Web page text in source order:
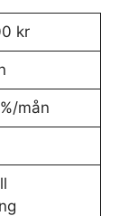
kr
mån